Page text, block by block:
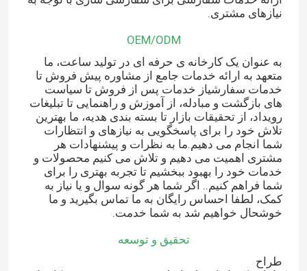
نیازهای مشتری.
OEM/ODM
به عنوان یک کارخانه ی حرفه ای در تولید ساعت، ما
متعهد به ارائه خدمات جامع از مشاوره پیش فروش تا
خدمات سفارشیاز خدمات پس از فروش تا سیاست
های بازگشت و مبادله، از آموزش و راهنمایی تا تبلیغات
رویداد، از تحقیقات بازار تا بسته بندی هدیه، ما بهترین
تلاش خود را برای پاسخگویی به نیازهای و انتظارات
شما انجام می دهیم.ما به نظرات و پیشنهادات هر
مشتری اهمیت می دهیم و تلاش می کنیم محصولات و
خدمات خود را بهبود ببخشیم تا تجربه بهتری را برای
شما فراهم کنیم.. اگر شما هر گونه سوال و یا نیاز به
کمک، لطفا احساس رایگان به ما تماس بگیرید و ما
خوشحال خواهیم شد به شما خدمت.
تحقیق و توسعه
طراح